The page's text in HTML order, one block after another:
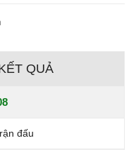
QUẢ
đấu